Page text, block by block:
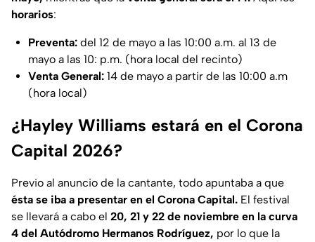
horarios:
Preventa: del 12 de mayo a las 10:00 a.m. al 13 de
mayo a las 10: p.m. (hora local del recinto)
Venta General: 14 de mayo a partir de las 10:00 a.m
(hora local)
¿Hayley Williams estará en el Corona
Capital 2026?
Previo al anuncio de la cantante, todo apuntaba a que
ésta se iba a presentar en el Corona Capital. El festival
se llevará a cabo el 20, 21 y 22 de noviembre en la curva
4 del Autódromo Hermanos Rodríguez, por lo que la